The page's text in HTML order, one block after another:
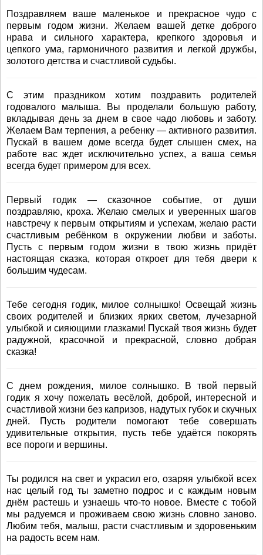
Поздравляем ваше маленькое и прекрасное чудо с
первым годом жизни. Желаем вашей детке доброго
нрава и сильного характера, крепкого здоровья и
цепкого ума, гармоничного развития и легкой дружбы,
золотого детства и счастливой судьбы.
С этим праздником хотим поздравить родителей
годовалого малыша. Вы проделали большую работу,
вкладывая день за днем в свое чадо любовь и заботу.
Желаем Вам терпения, а ребенку — активного развития.
Пускай в вашем доме всегда будет слышен смех, на
работе вас ждет исключительно успех, а ваша семья
всегда будет примером для всех.
Первый годик — сказочное событие, от души
поздравляю, кроха. Желаю смелых и уверенных шагов
навстречу к первым открытиям и успехам, желаю расти
счастливым ребёнком в окружении любви и заботы.
Пусть с первым годом жизни в твою жизнь придёт
настоящая сказка, которая откроет для тебя двери к
большим чудесам.
Тебе сегодня годик, милое солнышко! Освещай жизнь
своих родителей и близких ярких светом, лучезарной
улыбкой и сияющими глазками! Пускай твоя жизнь будет
радужной, красочной и прекрасной, словно добрая
сказка!
С днем рождения, милое солнышко. В твой первый
годик я хочу пожелать весёлой, доброй, интересной и
счастливой жизни без капризов, надутых губок и скучных
дней. Пусть родители помогают тебе совершать
удивительные открытия, пусть тебе удаётся покорять
все пороги и вершины.
Ты родился на свет и украсил его, озаряя улыбкой всех
нас целый год ты заметно подрос и с каждым новым
днём растешь и узнаешь что-то новое. Вместе с тобой
мы радуемся и проживаем свою жизнь словно заново.
Любим тебя, малыш, расти счастливым и здоровеньким
на радость всем нам.